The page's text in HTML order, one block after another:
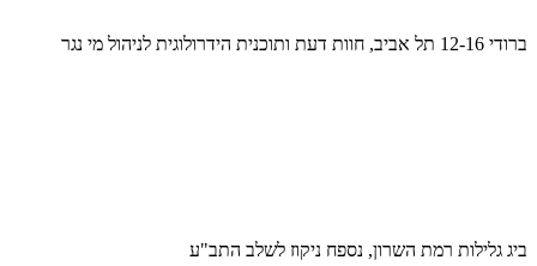
ברודי 12-16 תל אביב, חוות דעת ותוכנית הידרולוגית לניהול מי נגר
ביג גלילות רמת השרון, נספח ניקוז לשלב התב"ע